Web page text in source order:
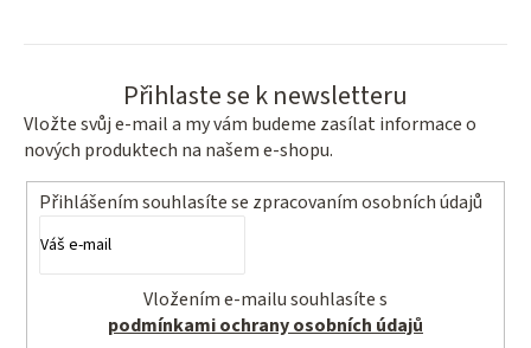
v
k
y
v
ý
s
u
Přihlaste se k newsletteru
Vložte svůj e-mail a my vám budeme zasílat informace o
nových produktech na našem e-shopu.
Přihlášením souhlasíte se zpracovaním osobních údajů
podmínkami ochrany osobních údajů